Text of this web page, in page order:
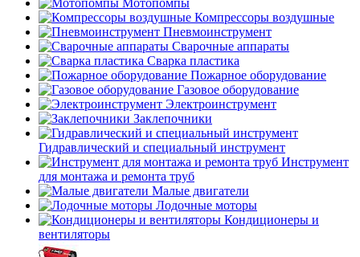
Мотопомпы
Компрессоры воздушные
Пневмоинструмент
Сварочные аппараты
Сварка пластика
Пожарное оборудование
Газовое оборудование
Электроинструмент
Заклепочники
Гидравлический и специальный инструмент
Инструмент
для монтажа и ремонта труб
Малые двигатели
Лодочные моторы
Кондиционеры и
вентиляторы